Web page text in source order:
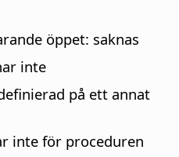
öppet: saknas
inte
på ett annat
inte för proceduren